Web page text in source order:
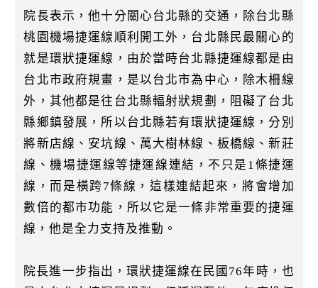
院長表示，他十分關心台北縣的交通，除台北縣
桃園機場捷運線順利開工外，台北縣民最關心的
就是環狀捷運線，由於當時台北縣捷運線都是由
台北市政府規畫，是以台北市為中心，除木柵線
外，其他都是往台北縣輻射狀規劃，阻礙了台北
縣鄉鎮發展，所以台北縣若有環狀捷運線，分別
將新店線、安坑線、萬大樹林線、板橋線、新莊
線、機場捷運線等捷運線連結，不只是1條捷運
線，而是橫跨7條線，這樣連結起來，將會增加
數倍的都市功能，所以它是一條非常重要的捷運
線，他是全力支持及推動。
院長進一步指出，環狀捷運線在民國76年時，也